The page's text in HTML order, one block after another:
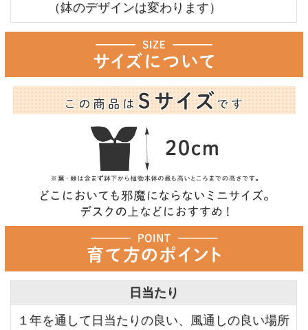
（鉢のデザインは変わります）
日当たり
１年を通して日当たりの良い、風通しの良い場所